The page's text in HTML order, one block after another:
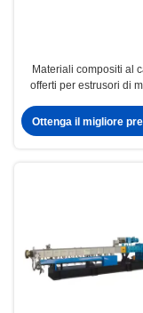
Materiali compositi al
offerti per estrusori di
e richieste di alta
Ottenga il migliore